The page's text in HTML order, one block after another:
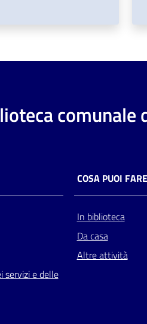
comunale
servizi e delle
COSA PUOI FARE
In biblioteca
Da casa
Altre attività